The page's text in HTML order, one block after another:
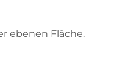
ebenen Fläche.